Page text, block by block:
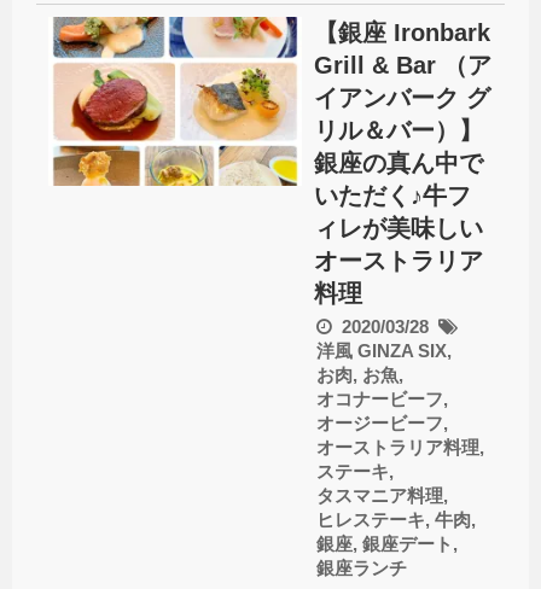
【銀座 Ironbark
Grill & Bar （ア
イアンバーク グ
リル＆バー）】
銀座の真ん中で
いただく♪牛フ
ィレが美味しい
オーストラリア
料理
2020/03/28
洋風 GINZA SIX,
お肉, お魚,
オコナービーフ,
オージービーフ,
オーストラリア料理,
ステーキ,
タスマニア料理,
ヒレステーキ, 牛肉,
銀座, 銀座デート ,
銀座ランチ